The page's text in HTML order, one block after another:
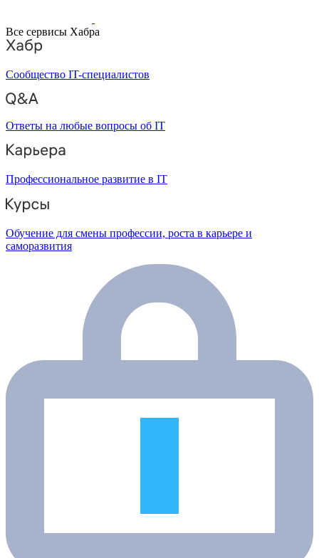
Все сервисы Хабра
Сообщество IT-специалистов
Ответы на любые вопросы об IT
Профессиональное развитие в IT
Обучение для смены профессии, роста в карьере и
саморазвития